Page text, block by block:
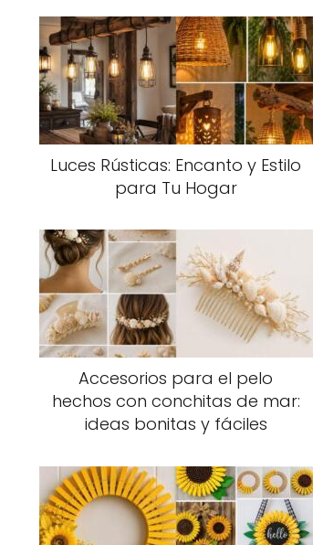
Luces Rústicas: Encanto y Estilo
para Tu Hogar
Accesorios para el pelo
hechos con conchitas de mar:
ideas bonitas y fáciles